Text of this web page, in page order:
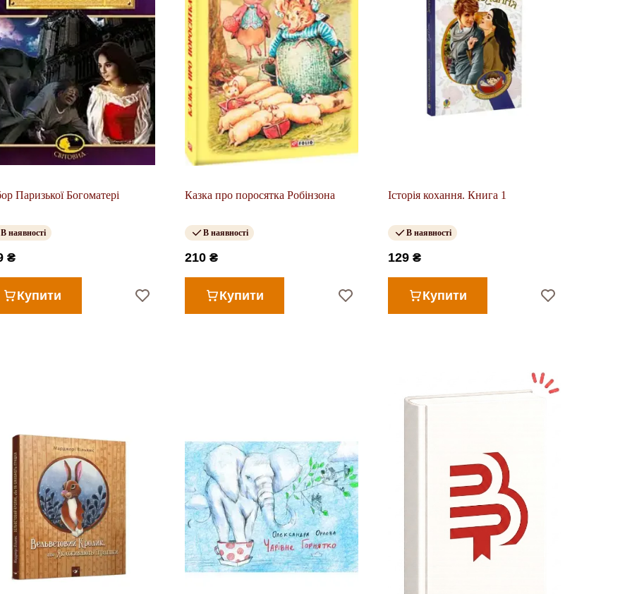
Паризької Богоматері
В наявності
₴
Купити
Казка про поросятка Робінзона
В наявності
210 ₴
Купити
Історія кохання. Книга 1
В наявності
129 ₴
Купити